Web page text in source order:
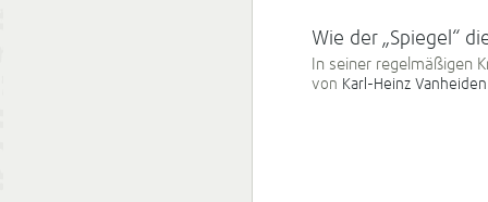
Wie der „Spiegel“
In seiner regelmäßigen
von Karl-Heinz Vanheiden